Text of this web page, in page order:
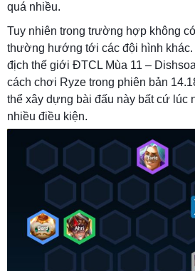
quá nhiều.
Tuy nhiên trong trường hợp không
thường hướng tới các đội hình khác.
địch thế giới ĐTCL Mùa 11 –
cách chơi Ryze trong phiên bản
thể xây dựng bài đấu này bất cứ lúc
nhiều điều kiện.